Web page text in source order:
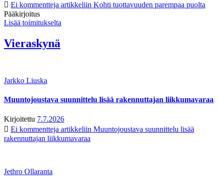
Ei kommentteja artikkeliin Kohti tuottavuuden parempaa puolta
Pääkirjoitus
Lisää toimitukselta
Vieraskynä
Jarkko Liuska
Muuntojoustava suunnittelu lisää rakennuttajan liikkumavaraa
Kirjoitettu 7.7.2026
Ei kommentteja artikkeliin Muuntojoustava suunnittelu lisää
rakennuttajan liikkumavaraa
Jethro Ollaranta